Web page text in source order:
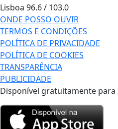
Lisboa 96.6 / 103.0
ONDE POSSO OUVIR
TERMOS E CONDIÇÕES
POLÍTICA DE PRIVACIDADE
POLÍTICA DE COOKIES
TRANSPARÊNCIA
PUBLICIDADE
Disponível gratuitamente